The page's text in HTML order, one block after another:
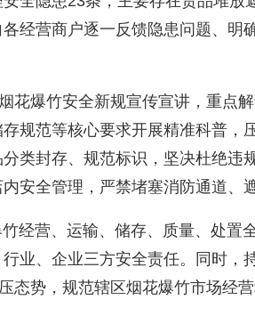
经营商户逐一反馈隐患问题、
爆竹安全新规宣传宣讲，重点
规范等核心要求开展精准科普
类封存、规范标识，坚决杜绝违
安全管理，严禁堵塞消防通道、
营、运输、储存、质量、处置
业、企业三方安全责任。同时
态势，规范辖区烟花爆竹市场经